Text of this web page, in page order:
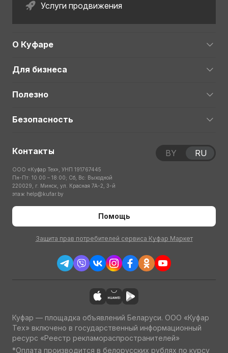
Услуги продвижения
О Куфаре
Для бизнеса
Полезно
Безопасность
Контакты
ООО «Куфар Тех», УНП 191767445
Пн-Пт: 10:00 – 18:00; Сб, Вс: Выходной
220029, г. Минск, ул. Красная 7А-2, 3-й
этаж help@kufar.by
Помощь
Защита прав потребителей сервиса Куфар Маркет
BY RU
Куфар — площадка объявлений Беларуси. ООО «Куфар
Тех» включено в государственный информационный
ресурс «Реестр рекламораспространителей»
*Оплата производится в белорусских рублях по курсу